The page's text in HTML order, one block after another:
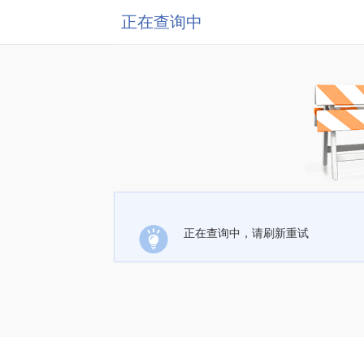
正在查询中
正在查询中，请刷新重试